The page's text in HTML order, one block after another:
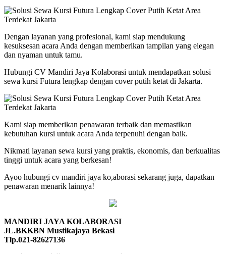
Dengan layanan yang profesional, kami siap mendukung
kesuksesan acara Anda dengan memberikan tampilan yang elegan
dan nyaman untuk tamu.
Hubungi CV Mandiri Jaya Kolaborasi untuk mendapatkan solusi
sewa kursi Futura lengkap dengan cover putih ketat di Jakarta.
Kami siap memberikan penawaran terbaik dan memastikan
kebutuhan kursi untuk acara Anda terpenuhi dengan baik.
Nikmati layanan sewa kursi yang praktis, ekonomis, dan berkualitas
tinggi untuk acara yang berkesan!
Ayoo hubungi cv mandiri jaya ko,aborasi sekarang juga, dapatkan
penawaran menarik lainnya!
MANDIRI JAYA KOLABORASI
JL.BKKBN Mustikajaya Bekasi
Tlp.021-82627136